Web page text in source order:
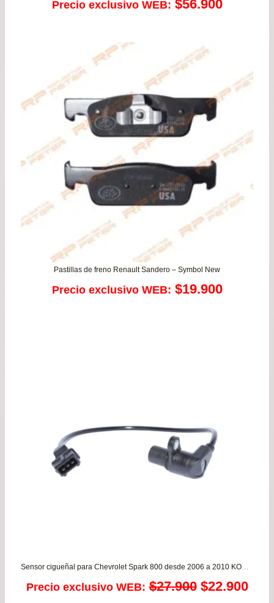
Precio exclusivo WEB: $56.900
Pastillas de freno Renault Sandero – Symbol New
Precio exclusivo WEB: $19.900
Sensor cigueñal para Chevrolet Spark 800 desde 2006 a 2010 KOREA
Precio exclusivo WEB: $27.900 El
$22.900El